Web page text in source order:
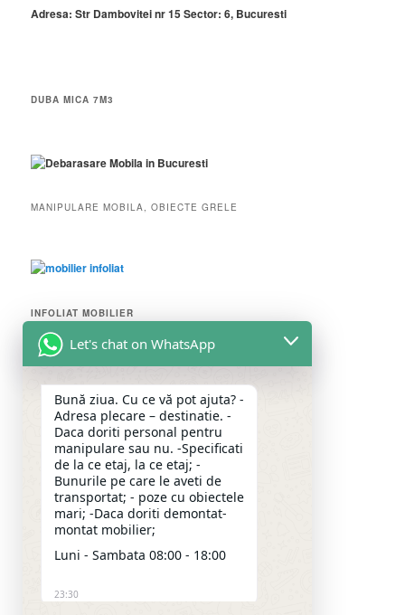
Adresa:Str Dambovitei nr 15 Sector: 6, Bucuresti
DUBA MICA 7M3
MANIPULARE MOBILA, OBIECTE GRELE
INFOLIAT MOBILIER
Depozitare Marfa,Mobila
FACEBOOK
Let's chat on WhatsApp
Bună ziua. Cu ce vă pot ajuta? -
Adresa plecare – destinatie. -
Daca doriti personal pentru
manipulare sau nu. -Specificati
de la ce etaj, la ce etaj; -
Bunurile pe care le aveti de
transportat; - poze cu obiectele
mari; -Daca doriti demontat-
montat mobilier;
Luni - Sambata 08:00 - 18:00
23:30